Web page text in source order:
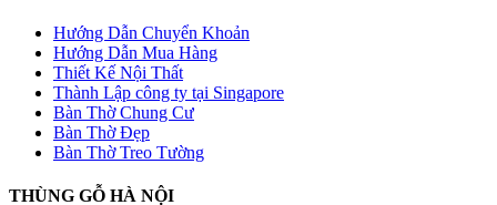
Hướng Dẫn Chuyển Khoản
Hướng Dẫn Mua Hàng
Thiết Kế Nội Thất
Thành Lập công ty tại Singapore
Bàn Thờ Chung Cư
Bàn Thờ Đẹp
Bàn Thờ Treo Tường
THÙNG GỖ HÀ NỘI